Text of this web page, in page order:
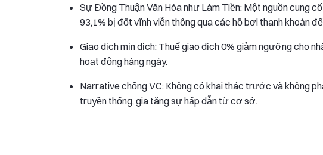
Sự Đồng Thuận Văn Hóa như Làm Tiền: Một nguồn cung
93,1% bị đốt vĩnh viễn thông qua các hồ bơi thanh khoản
Giao dịch mịn dịch: Thuế giao dịch 0% giảm ngưỡng cho
hoạt động hàng ngày.
Narrative chống VC: Không có khai thác trước và không
truyền thống, gia tăng sự hấp dẫn từ cơ sở.